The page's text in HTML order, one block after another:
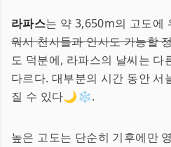
라파스는 약 3,650m의 고도에
워서 천사들과 인사도 가능할
도 덕분에, 라파스의 날씨는 다
다르다. 대부분의 시간 동안 서
질 수 있다🌙❄️.
높은 고도는 단순히 기후에만